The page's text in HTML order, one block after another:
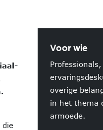
die
Voor wie
overige
in het thema
armoede.